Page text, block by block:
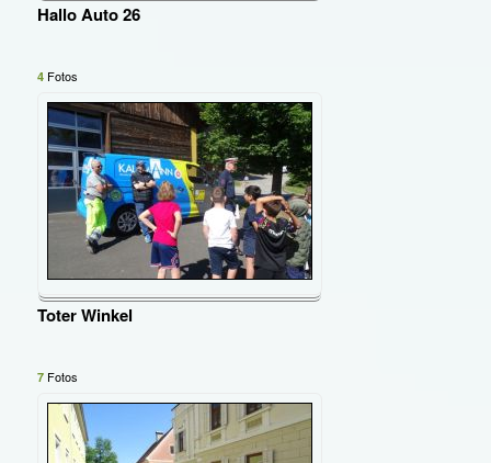
Hallo Auto 26
4Fotos
Toter Winkel
7Fotos